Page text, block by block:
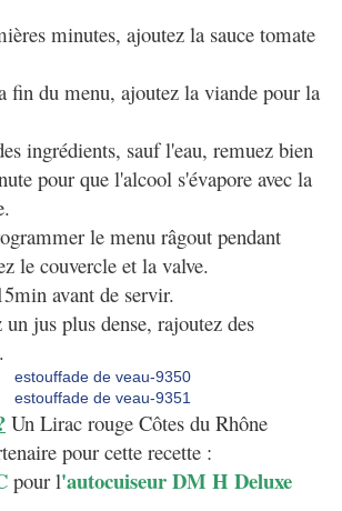
minutes, ajoutez la sauce tomate
fin du menu, ajoutez la viande pour la
ingrédients, sauf l'eau, remuez bien
pour que l'alcool s'évapore avec la
le menu râgout pendant
le couvercle et la valve.
avant de servir.
jus plus dense, rajoutez des
Un Lirac rouge Côtes du Rhône
pour cette recette :
pour l'autocuiseur DM H Deluxe